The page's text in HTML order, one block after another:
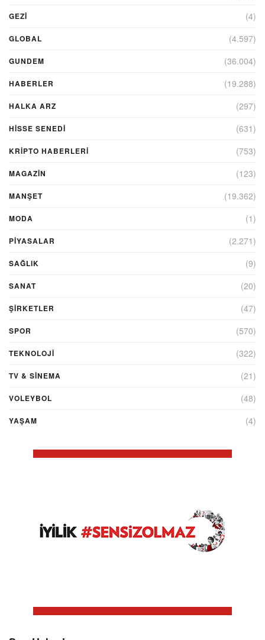
GEZI (4)
GLOBAL (4.597)
GUNDEM (36.004)
HABERLER (19.288)
HALKA ARZ (297)
HİSSE SENEDİ (631)
KRIPTO HABERLERI (753)
MAGAZİN (123)
MANŞET (19.362)
MODA (1)
PİYASALAR (2.271)
SAĞLIK (9)
SANAT (20)
ŞIRKETLER (47)
SPOR (570)
TEKNOLOJİ (322)
TV & SINEMA (21)
VOLEYBOL (48)
YAŞAM (4)